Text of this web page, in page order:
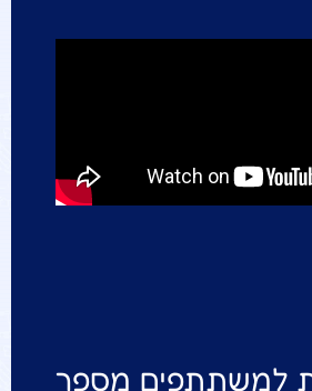
למשתתפים מספר